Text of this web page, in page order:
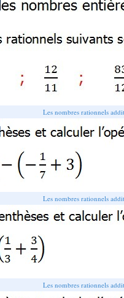
Les nombres rationnels
Les nombres rationnels
Les nombres rationnels